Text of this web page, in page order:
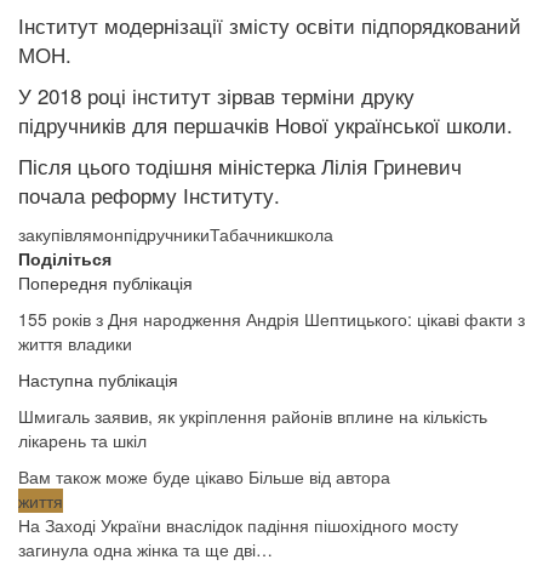
Інститут модернізації змісту освіти підпорядкований
МОН.
У 2018 році інститут зірвав терміни друку
підручників для першачків Нової української школи.
Після цього тодішня міністерка Лілія Гриневич
почала реформу Інституту.
закупівлямонпідручникиТабачникшкола
Поділіться
Попередня публікація
155 років з Дня народження Андрія Шептицького: цікаві факти з
життя владики
Наступна публікація
Шмигаль заявив, як укріплення районів вплине на кількість
лікарень та шкіл
Вам також може буде цікаво Більше від автора
життя
На Заході України внаслідок падіння пішохідного мосту
загинула одна жінка та ще дві…